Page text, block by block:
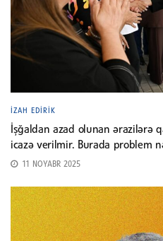
İZAH EDIRIK
İşğaldan azad olunan ərazilərə
icazə verilmir. Burada problem
11 NOYABR 2025